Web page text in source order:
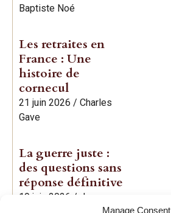
Manage Consent
Baptiste Noé
Les retraites en
France : Une
histoire de
cornecul
21 juin 2026 / Charles
Gave
La guerre juste :
des questions sans
réponse définitive
19 juin 2026 / Jean-